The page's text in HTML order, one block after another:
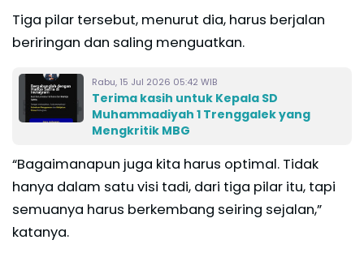
Tiga pilar tersebut, menurut dia, harus berjalan
beriringan dan saling menguatkan.
Rabu, 15 Jul 2026 05:42 WIB
Terima kasih untuk Kepala SD
Muhammadiyah 1 Trenggalek yang
Mengkritik MBG
“Bagaimanapun juga kita harus optimal. Tidak
hanya dalam satu visi tadi, dari tiga pilar itu, tapi
semuanya harus berkembang seiring sejalan,”
katanya.